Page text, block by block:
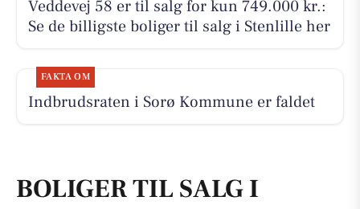
Veddevej 58 er til salg for kun 749.000 kr.:
Se de billigste boliger til salg i Stenlille her
FAKTA OM
Indbrudsraten i Sorø Kommune er faldet
BOLIGER TIL SALG I